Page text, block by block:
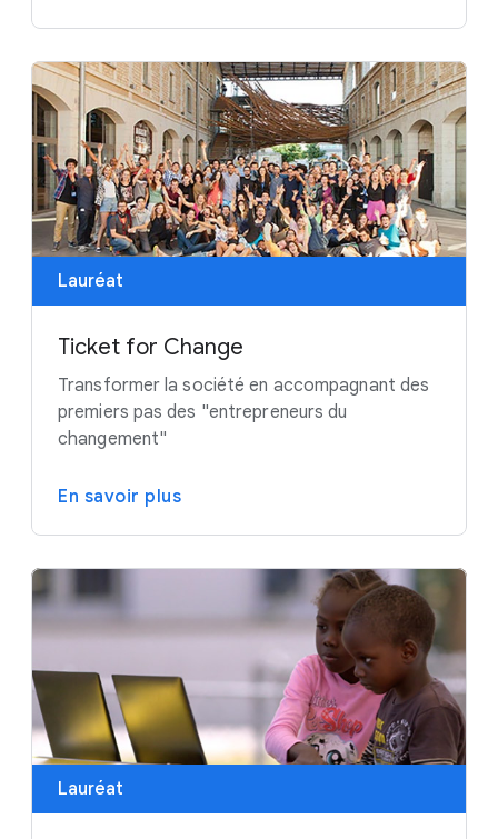
Lauréat
Ticket for Change
Transformer la société en accompagnant des
premiers pas des "entrepreneurs du
changement"
En savoir plus
Lauréat